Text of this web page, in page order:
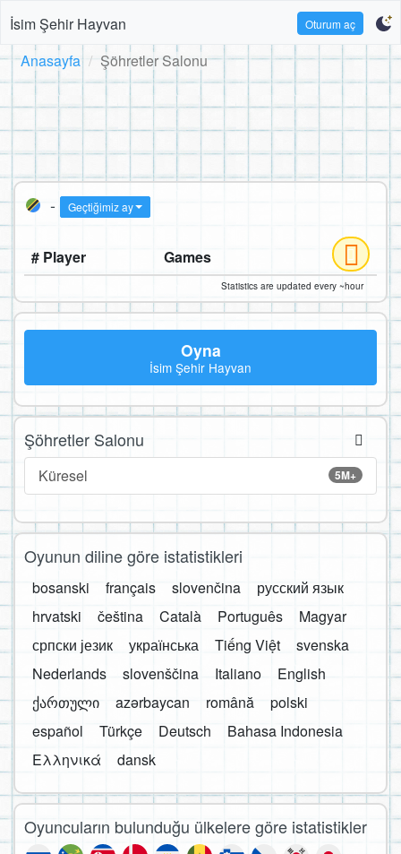
İsim Şehir Hayvan Oturum aç
Anasayfa Şöhretler Salonu
- Geçtiğimiz ay
# Player Games
Statistics are updated every ~hour
Oyna
İsim Şehir Hayvan
Şöhretler Salonu
5M+
Küresel
Oyunun diline göre istatistikleri
bosanski français slovenčina
русский язык
hrvatski
čeština Català Português
Magyar
српски језик
українська Tiếng Việt
svenska
Nederlands
slovenščina Italiano
English
ქართული
azərbaycan română
polski
español
Türkçe Deutsch
Bahasa Indonesia
Ελληνικά
dansk
Oyuncuların bulunduğu ülkelere göre istatistikler